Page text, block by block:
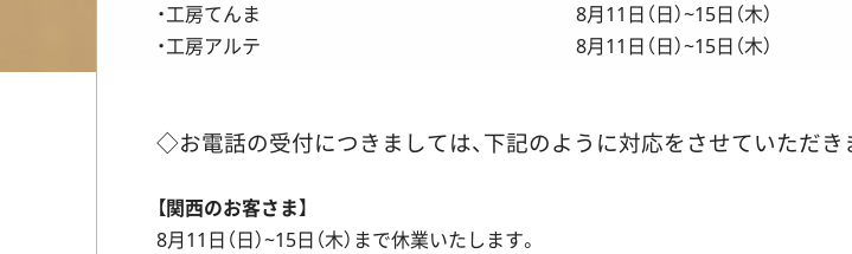
・工房てんま
8月11日（日）~15日（木）
・工房アルテ
8月11日（日）~15日（木）
◇お電話の受付につきましては、下記のように対応をさせていただき
【関西のお客さま】
8月11日（日）~15日（木）まで休業いたします。